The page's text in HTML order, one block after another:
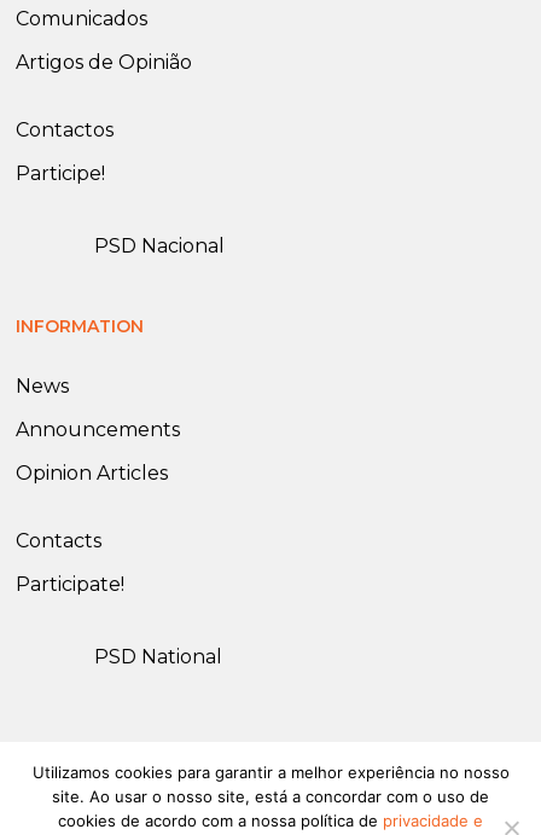
Comunicados
Artigos de Opinião
Contactos
Participe!
PSD Nacional
INFORMATION
News
Announcements
Opinion Articles
Contacts
Participate!
PSD National
© 2026 PSD Olhão. All rights reserved.Privacy and Cookies
Policy
Utilizamos cookies para garantir a melhor experiência no nosso
site. Ao usar o nosso site, está a concordar com o uso de
cookies de acordo com a nossa política de privacidade e